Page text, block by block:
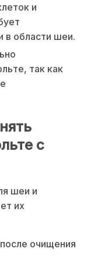
и
в области шеи.
так как
с
шеи и
их
очищения